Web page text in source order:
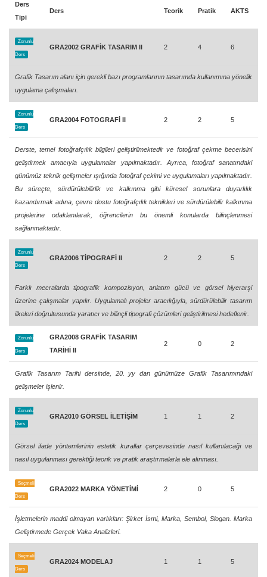
Ders
Tipi
Ders Teorik Pratik AKTS
Zorunlu
Ders
GRA2002 GRAFİK TASARIM II 2 4 6
Grafik Tasarım alanı için gerekli bazı programlarının tasarımda kullanımına yönelik
uygulama çalışmaları.
Zorunlu
Ders
GRA2004 FOTOGRAFİ II 2 2 5
Derste, temel fotoğrafçılık bilgileri geliştirilmektedir ve fotoğraf çekme becerisini
geliştirmek amacıyla uygulamalar yapılmaktadır. Ayrıca, fotoğraf sanatındaki
günümüz teknik gelişmeler ışığında fotoğraf çekimi ve uygulamaları yapılmaktadır.
Bu süreçte, sürdürülebilirlik ve kalkınma gibi küresel sorunlara duyarlılık
kazandırmak adına, çevre dostu fotoğrafçılık teknikleri ve sürdürülebilir kalkınma
projelerine odaklanılarak, öğrencilerin bu önemli konularda bilinçlenmesi
sağlanmaktadır.
Zorunlu
Ders
GRA2006 TİPOGRAFİ II 2 2 5
Farklı mecralarda tipografik kompozisyon, anlatım gücü ve görsel hiyerarşi
üzerine çalışmalar yapılır. Uygulamalı projeler aracılığıyla, sürdürülebilir tasarım
ilkeleri doğrultusunda yaratıcı ve bilinçli tipografi çözümleri geliştirilmesi hedeflenir.
Zorunlu
Ders
GRA2008 GRAFİK TASARIM
TARİHİ II
2 0 2
Grafik Tasarım Tarihi dersinde, 20. yy dan günümüze Grafik Tasarımındaki
gelişmeler işlenir.
Zorunlu
Ders
GRA2010 GÖRSEL İLETİŞİM 1 1 2
Görsel ifade yöntemlerinin estetik kurallar çerçevesinde nasıl kullanılacağı ve
nasıl uygulanması gerektiği teorik ve pratik araştırmalarla ele alınması.
Seçmeli
Ders
GRA2022 MARKA YÖNETİMİ 2 0 5
İşletmelerin maddi olmayan varlıkları: Şirket İsmi, Marka, Sembol, Slogan. Marka
Geliştirmede Gerçek Vaka Analizleri.
Seçmeli
Ders
GRA2024 MODELAJ 1 1 5